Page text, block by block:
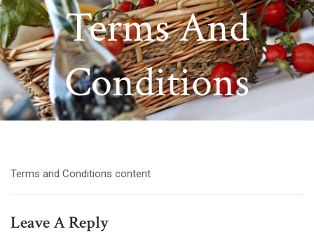
Terms And
Conditions
Terms and Conditions content
Leave A Reply